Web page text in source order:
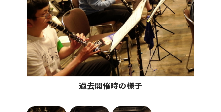
過去開催時の様子